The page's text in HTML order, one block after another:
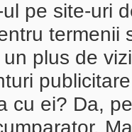
pe site-uri
termenii
plus de
cu ei? Da,